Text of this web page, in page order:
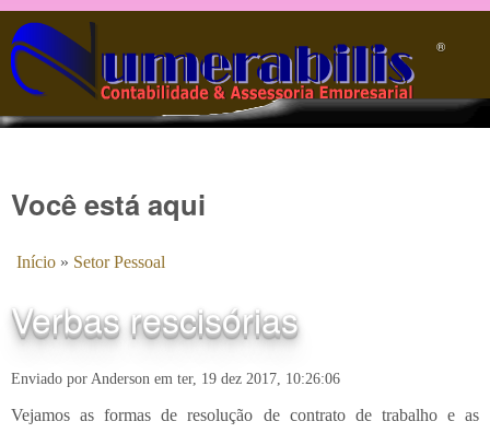
Pular para o conteúdo principal
®️
Você está aqui
Início » Setor Pessoal
Verbas rescisórias
Enviado por Anderson em ter, 19 dez 2017, 10:26:06
Vejamos as formas de resolução de contrato de trabalho e as